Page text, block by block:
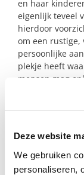
Deze website
We gebruiken
personaliseren,
en haar
eigenlijk teveel
hierdoor
om een rustige,
persoonlijke
plekje heeft
mensen mag
Wij